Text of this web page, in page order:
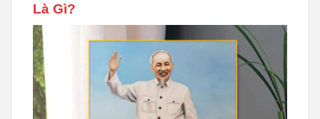
Là Gì?